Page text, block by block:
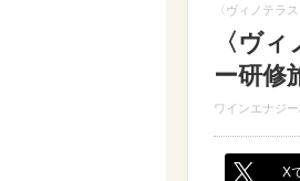
〈ヴィノテラ
〈ヴ
ー研修
ワインエナジ
X